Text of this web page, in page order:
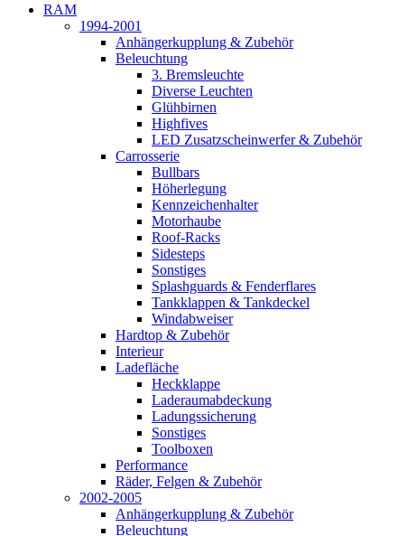
RAM
1994-2001
Anhängerkupplung & Zubehör
Beleuchtung
3. Bremsleuchte
Diverse Leuchten
Glühbirnen
Highfives
LED Zusatzscheinwerfer & Zubehör
Carrosserie
Bullbars
Höherlegung
Kennzeichenhalter
Motorhaube
Roof-Racks
Sidesteps
Sonstiges
Splashguards & Fenderflares
Tankklappen & Tankdeckel
Windabweiser
Hardtop & Zubehör
Interieur
Ladefläche
Heckklappe
Laderaumabdeckung
Ladungssicherung
Sonstiges
Toolboxen
Performance
Räder, Felgen & Zubehör
2002-2005
Anhängerkupplung & Zubehör
Beleuchtung